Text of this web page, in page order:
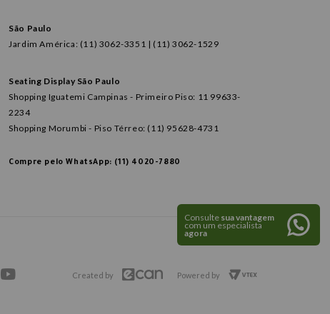
São Paulo
Jardim América: (11) 3062-3351 | (11) 3062-1529
Seating Display São Paulo
Shopping Iguatemi Campinas - Primeiro Piso: 11 99633-
2234
Shopping Morumbi - Piso Térreo: (11) 95628-4731
Compre pelo WhatsApp: (11) 4020-7880
Created by Powered by
Consulte sua vantagem
com um especialista
agora